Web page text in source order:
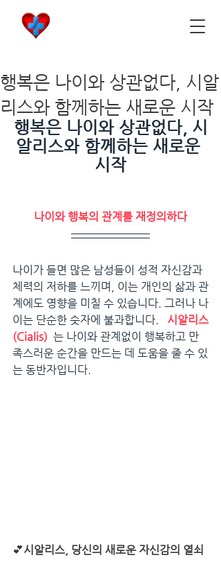
행복은 나이와 상관없다, 시알
리스와 함께하는 새로운 시작
행복은 나이와 상관없다, 시
알리스와 함께하는 새로운
시작
나이와 행복의 관계를 재정의하다
나이가 들면 많은 남성들이 성적 자신감과
체력의 저하를 느끼며, 이는 개인의 삶과 관
계에도 영향을 미칠 수 있습니다. 그러나 나
이는 단순한 숫자에 불과합니다. 시알리스
(Cialis) 는 나이와 관계없이 행복하고 만
족스러운 순간을 만드는 데 도움을 줄 수 있
는 동반자입니다.
💕시알리스, 당신의 새로운 자신감의 열쇠